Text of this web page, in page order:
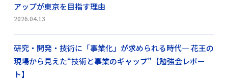
アップが東京を目指す理由
2026.04.13
研究・開発・技術に「事業化」が求められる時代― 花王の
現場から見えた“技術と事業のギャップ”【勉強会レポー
ト】